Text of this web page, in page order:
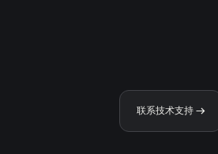
联系技术支持